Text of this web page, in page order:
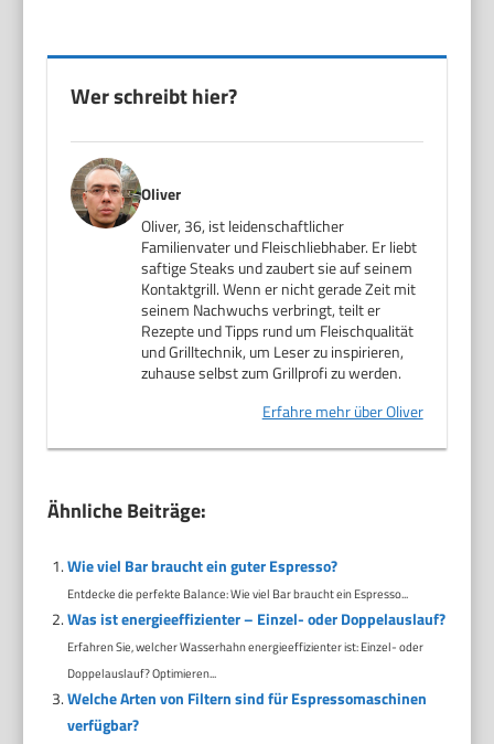
Wer schreibt hier?
Oliver
Oliver, 36, ist leidenschaftlicher
Familienvater und Fleischliebhaber. Er liebt
saftige Steaks und zaubert sie auf seinem
Kontaktgrill. Wenn er nicht gerade Zeit mit
seinem Nachwuchs verbringt, teilt er
Rezepte und Tipps rund um Fleischqualität
und Grilltechnik, um Leser zu inspirieren,
zuhause selbst zum Grillprofi zu werden.
Erfahre mehr über Oliver
Ähnliche Beiträge:
Wie viel Bar braucht ein guter Espresso?
Entdecke die perfekte Balance: Wie viel Bar braucht ein Espresso...
Was ist energieeffizienter – Einzel- oder Doppelauslauf?
Erfahren Sie, welcher Wasserhahn energieeffizienter ist: Einzel- oder
Doppelauslauf? Optimieren...
Welche Arten von Filtern sind für Espressomaschinen
verfügbar?